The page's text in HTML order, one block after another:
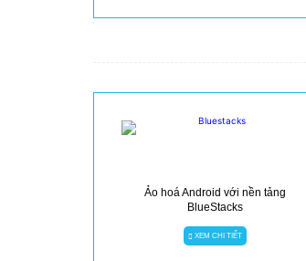
Ảo hoá Android với nền tảng
BlueStacks
XEM CHI TIẾT